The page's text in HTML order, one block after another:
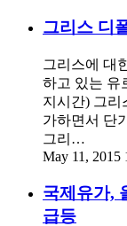
그리스 디
그리스에 대
하고 있는 유
지시간) 그리
가하면서 단
그리…
May 11, 2015
국제유가,
급등